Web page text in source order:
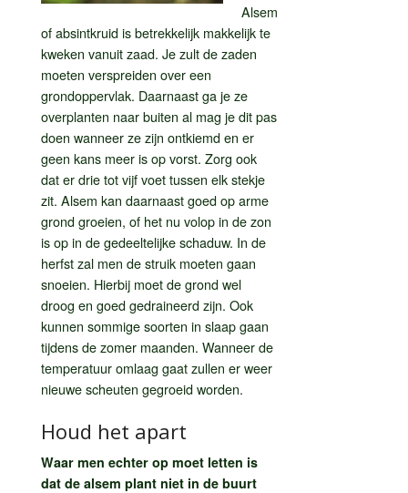
Alsem
of absintkruid is betrekkelijk makkelijk te
kweken vanuit zaad. Je zult de zaden
moeten verspreiden over een
grondoppervlak. Daarnaast ga je ze
overplanten naar buiten al mag je dit pas
doen wanneer ze zijn ontkiemd en er
geen kans meer is op vorst. Zorg ook
dat er drie tot vijf voet tussen elk stekje
zit. Alsem kan daarnaast goed op arme
grond groeien, of het nu volop in de zon
is op in de gedeeltelijke schaduw. In de
herfst zal men de struik moeten gaan
snoeien. Hierbij moet de grond wel
droog en goed gedraineerd zijn. Ook
kunnen sommige soorten in slaap gaan
tijdens de zomer maanden. Wanneer de
temperatuur omlaag gaat zullen er weer
nieuwe scheuten gegroeid worden.
Houd het apart
Waar men echter op moet letten is
dat de alsem plant niet in de buurt